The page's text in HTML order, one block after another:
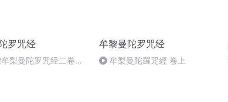
罗咒经
梨曼陀罗咒经二卷
牟黎曼陀罗咒经
牟梨曼陀羅咒經 卷上